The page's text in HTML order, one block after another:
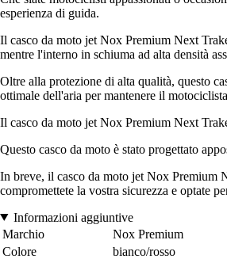
esperienza di guida.
Il casco da moto jet Nox Premium Next
mentre l'interno in schiuma ad alta densità
Oltre alla protezione di alta qualità, questo
ottimale dell'aria per mantenere il
Il casco da moto jet Nox Premium Next
Questo casco da moto è stato progettato
In breve, il casco da moto jet Nox Premium
compromettete la vostra sicurezza e optate
Informazioni aggiuntive
Marchio
Nox Premium
Colore
bianco/rosso